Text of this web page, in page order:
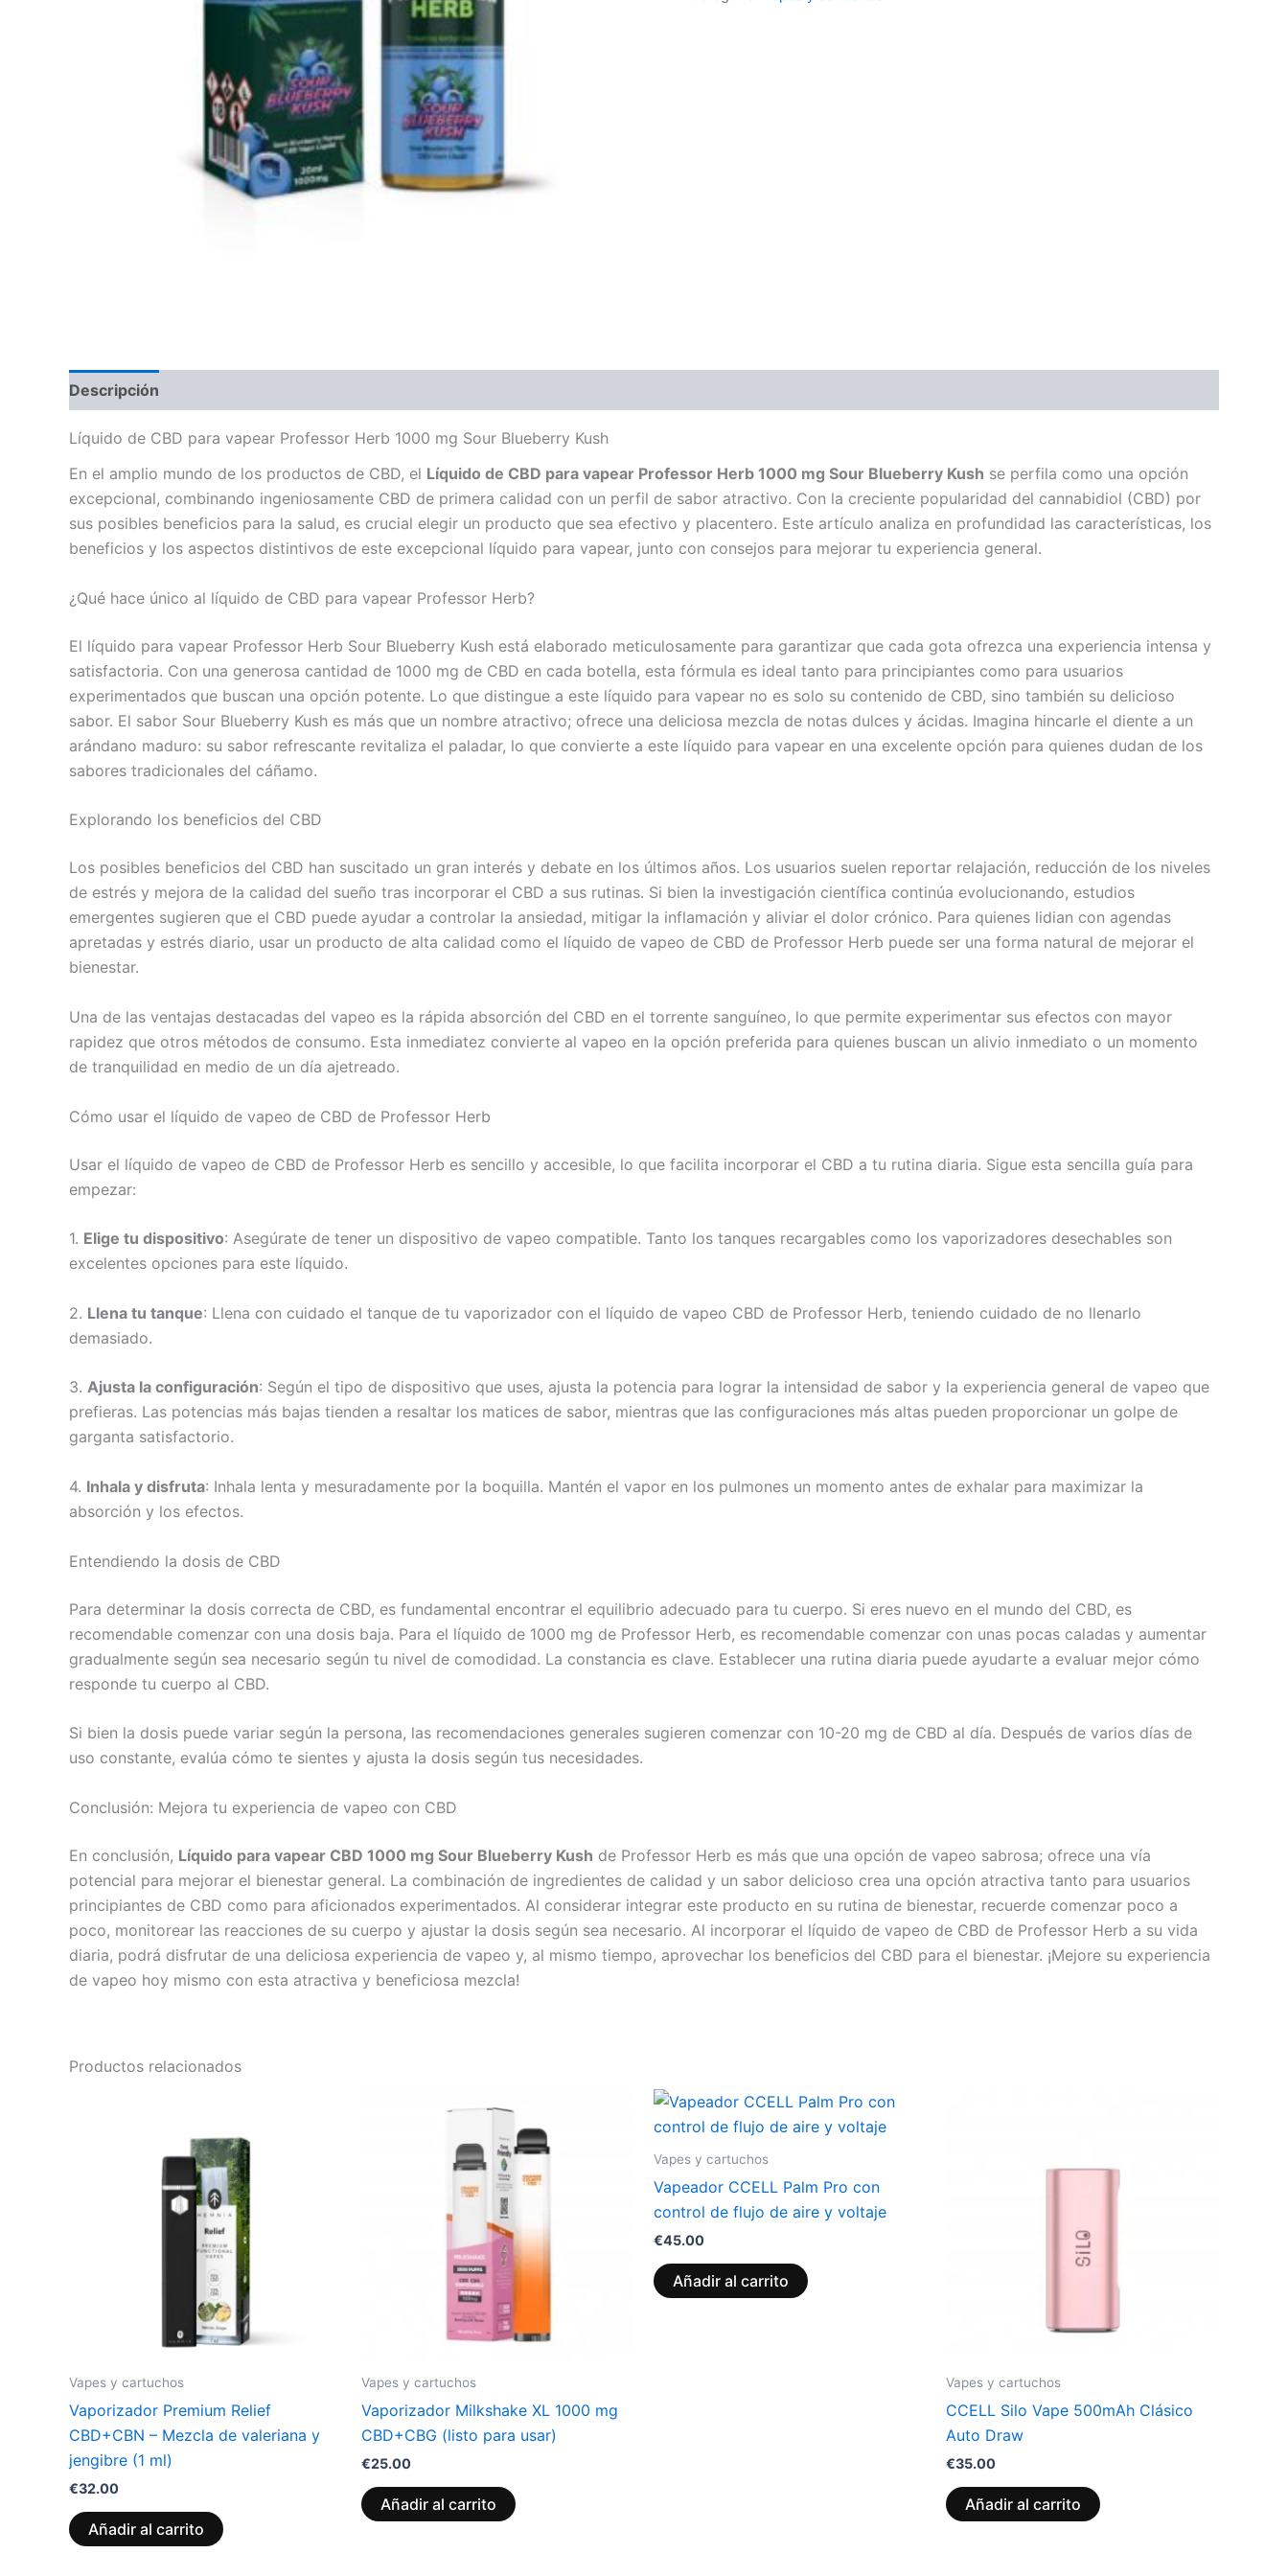
Descripción
Líquido de CBD para vapear Professor Herb 1000 mg Sour Blueberry Kush
En el amplio mundo de los productos de CBD, el Líquido de CBD para vapear Professor Herb 1000 mg Sour Blueberry Kush se perfila como una opción
excepcional, combinando ingeniosamente CBD de primera calidad con un perfil de sabor atractivo. Con la creciente popularidad del cannabidiol (CBD) por
sus posibles beneficios para la salud, es crucial elegir un producto que sea efectivo y placentero. Este artículo analiza en profundidad las características, los
beneficios y los aspectos distintivos de este excepcional líquido para vapear, junto con consejos para mejorar tu experiencia general.
¿Qué hace único al líquido de CBD para vapear Professor Herb?
El líquido para vapear Professor Herb Sour Blueberry Kush está elaborado meticulosamente para garantizar que cada gota ofrezca una experiencia intensa y
satisfactoria. Con una generosa cantidad de 1000 mg de CBD en cada botella, esta fórmula es ideal tanto para principiantes como para usuarios
experimentados que buscan una opción potente. Lo que distingue a este líquido para vapear no es solo su contenido de CBD, sino también su delicioso
sabor. El sabor Sour Blueberry Kush es más que un nombre atractivo; ofrece una deliciosa mezcla de notas dulces y ácidas. Imagina hincarle el diente a un
arándano maduro: su sabor refrescante revitaliza el paladar, lo que convierte a este líquido para vapear en una excelente opción para quienes dudan de los
sabores tradicionales del cáñamo.
Explorando los beneficios del CBD
Los posibles beneficios del CBD han suscitado un gran interés y debate en los últimos años. Los usuarios suelen reportar relajación, reducción de los niveles
de estrés y mejora de la calidad del sueño tras incorporar el CBD a sus rutinas. Si bien la investigación científica continúa evolucionando, estudios
emergentes sugieren que el CBD puede ayudar a controlar la ansiedad, mitigar la inflamación y aliviar el dolor crónico. Para quienes lidian con agendas
apretadas y estrés diario, usar un producto de alta calidad como el líquido de vapeo de CBD de Professor Herb puede ser una forma natural de mejorar el
bienestar.
Una de las ventajas destacadas del vapeo es la rápida absorción del CBD en el torrente sanguíneo, lo que permite experimentar sus efectos con mayor
rapidez que otros métodos de consumo. Esta inmediatez convierte al vapeo en la opción preferida para quienes buscan un alivio inmediato o un momento
de tranquilidad en medio de un día ajetreado.
Cómo usar el líquido de vapeo de CBD de Professor Herb
Usar el líquido de vapeo de CBD de Professor Herb es sencillo y accesible, lo que facilita incorporar el CBD a tu rutina diaria. Sigue esta sencilla guía para
empezar:
1. Elige tu dispositivo: Asegúrate de tener un dispositivo de vapeo compatible. Tanto los tanques recargables como los vaporizadores desechables son
excelentes opciones para este líquido.
2. Llena tu tanque: Llena con cuidado el tanque de tu vaporizador con el líquido de vapeo CBD de Professor Herb, teniendo cuidado de no llenarlo
demasiado.
3. Ajusta la configuración: Según el tipo de dispositivo que uses, ajusta la potencia para lograr la intensidad de sabor y la experiencia general de vapeo que
prefieras. Las potencias más bajas tienden a resaltar los matices de sabor, mientras que las configuraciones más altas pueden proporcionar un golpe de
garganta satisfactorio.
4. Inhala y disfruta: Inhala lenta y mesuradamente por la boquilla. Mantén el vapor en los pulmones un momento antes de exhalar para maximizar la
absorción y los efectos.
Entendiendo la dosis de CBD
Para determinar la dosis correcta de CBD, es fundamental encontrar el equilibrio adecuado para tu cuerpo. Si eres nuevo en el mundo del CBD, es
recomendable comenzar con una dosis baja. Para el líquido de 1000 mg de Professor Herb, es recomendable comenzar con unas pocas caladas y aumentar
gradualmente según sea necesario según tu nivel de comodidad. La constancia es clave. Establecer una rutina diaria puede ayudarte a evaluar mejor cómo
responde tu cuerpo al CBD.
Si bien la dosis puede variar según la persona, las recomendaciones generales sugieren comenzar con 10-20 mg de CBD al día. Después de varios días de
uso constante, evalúa cómo te sientes y ajusta la dosis según tus necesidades.
Conclusión: Mejora tu experiencia de vapeo con CBD
En conclusión, Líquido para vapear CBD 1000 mg Sour Blueberry Kush de Professor Herb es más que una opción de vapeo sabrosa; ofrece una vía
potencial para mejorar el bienestar general. La combinación de ingredientes de calidad y un sabor delicioso crea una opción atractiva tanto para usuarios
principiantes de CBD como para aficionados experimentados. Al considerar integrar este producto en su rutina de bienestar, recuerde comenzar poco a
poco, monitorear las reacciones de su cuerpo y ajustar la dosis según sea necesario. Al incorporar el líquido de vapeo de CBD de Professor Herb a su vida
diaria, podrá disfrutar de una deliciosa experiencia de vapeo y, al mismo tiempo, aprovechar los beneficios del CBD para el bienestar. ¡Mejore su experiencia
de vapeo hoy mismo con esta atractiva y beneficiosa mezcla!
Productos relacionados
Vapes y cartuchos
Vaporizador Premium Relief
CBD+CBN – Mezcla de valeriana y
jengibre (1 ml)
€32.00
Añadir al carrito
Vapes y cartuchos
Vaporizador Milkshake XL 1000 mg
CBD+CBG (listo para usar)
€25.00
Añadir al carrito
Vapes y cartuchos
Vapeador CCELL Palm Pro con
control de flujo de aire y voltaje
€45.00
Añadir al carrito
Vapes y cartuchos
CCELL Silo Vape 500mAh Clásico
Auto Draw
€35.00
Añadir al carrito